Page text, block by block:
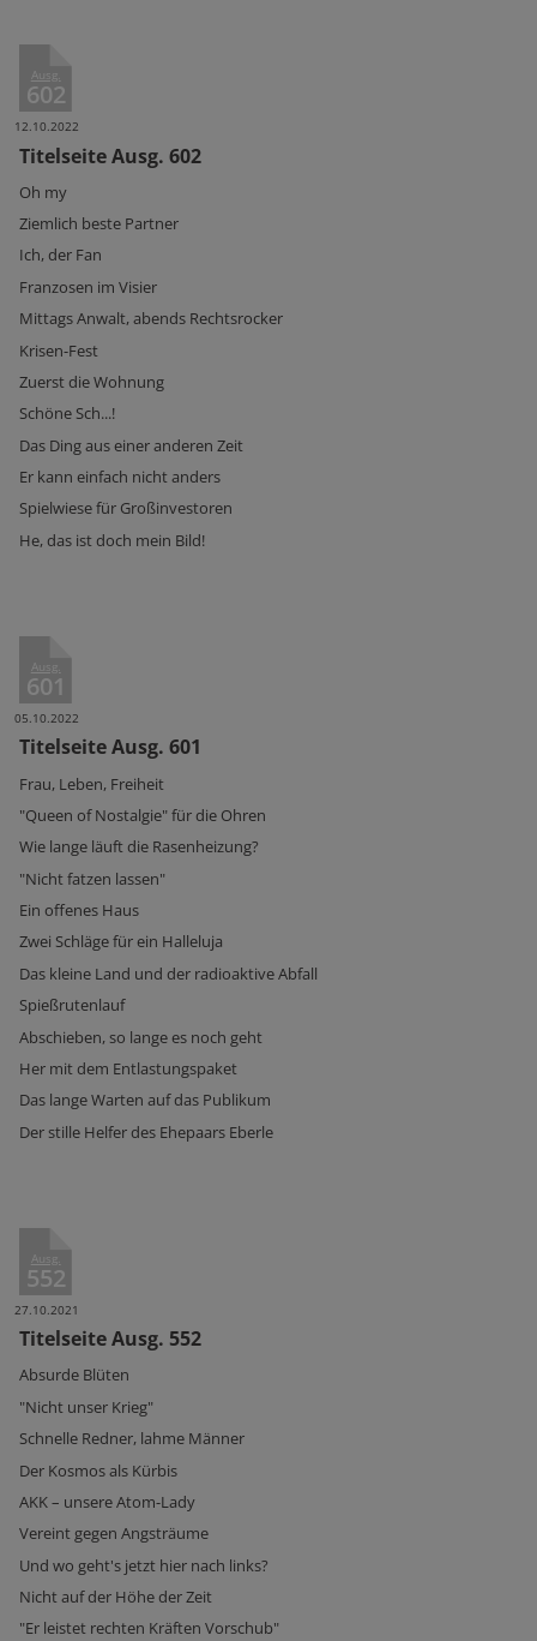
Ausg.
602
12.10.2022
Titelseite Ausg. 602
Oh my
Ziemlich beste Partner
Ich, der Fan
Franzosen im Visier
Mittags Anwalt, abends Rechtsrocker
Krisen-Fest
Zuerst die Wohnung
Schöne Sch...!
Das Ding aus einer anderen Zeit
Er kann einfach nicht anders
Spielwiese für Großinvestoren
He, das ist doch mein Bild!
Ausg.
601
05.10.2022
Titelseite Ausg. 601
Frau, Leben, Freiheit
"Queen of Nostalgie" für die Ohren
Wie lange läuft die Rasenheizung?
"Nicht fatzen lassen"
Ein offenes Haus
Zwei Schläge für ein Halleluja
Das kleine Land und der radioaktive Abfall
Spießrutenlauf
Abschieben, so lange es noch geht
Her mit dem Entlastungspaket
Das lange Warten auf das Publikum
Der stille Helfer des Ehepaars Eberle
Ausg.
552
27.10.2021
Titelseite Ausg. 552
Absurde Blüten
"Nicht unser Krieg"
Schnelle Redner, lahme Männer
Der Kosmos als Kürbis
AKK – unsere Atom-Lady
Vereint gegen Angsträume
Und wo geht's jetzt hier nach links?
Nicht auf der Höhe der Zeit
"Er leistet rechten Kräften Vorschub"